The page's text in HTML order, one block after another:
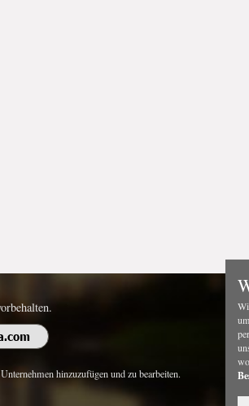
hinzuzufügen und zu bearbeiten.